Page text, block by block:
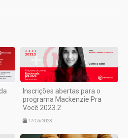
Inscrições abertas para o
programa Mackenzie Pra
Você 2023.2
17/05/2023